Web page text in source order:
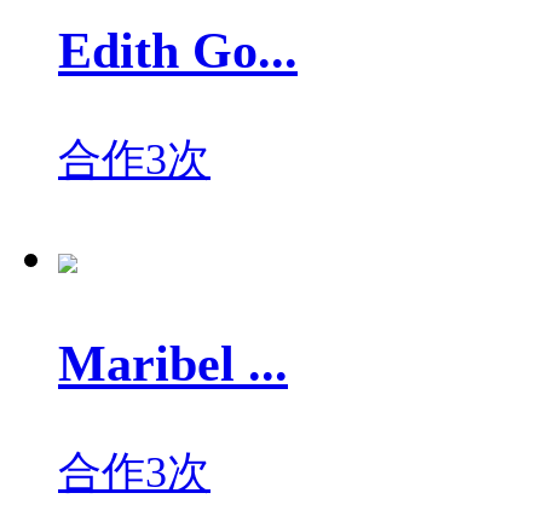
Edith Go...
合作3次
Maribel ...
合作3次